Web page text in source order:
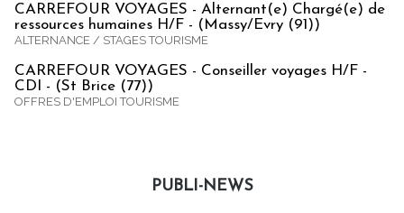
CARREFOUR VOYAGES - Alternant(e) Chargé(e) de
ressources humaines H/F - (Massy/Evry (91))
ALTERNANCE / STAGES TOURISME
CARREFOUR VOYAGES - Conseiller voyages H/F -
CDI - (St Brice (77))
OFFRES D'EMPLOI TOURISME
PUBLI-NEWS